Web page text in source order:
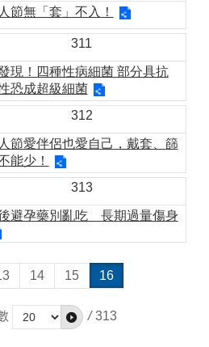
節無「套」不入！
311
現！四種性病細菌 部分具抗
恐成超級細菌
312
節愛伴侶也愛自己，戴套、篩
能少！
313
避孕藥別亂吃 長期過量傷身
14 15 16
/ 313